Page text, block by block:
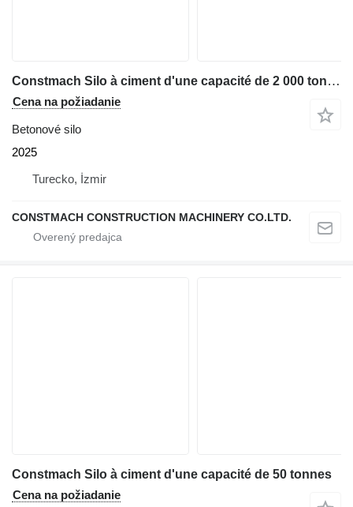
Constmach Silo à ciment d'une capacité de 2 000 tonnes
Cena na požiadanie
Betonové silo
2025
Turecko, İzmir
CONSTMACH CONSTRUCTION MACHINERY CO.LTD.
Constmach Silo à ciment d'une capacité de 50 tonnes
Cena na požiadanie